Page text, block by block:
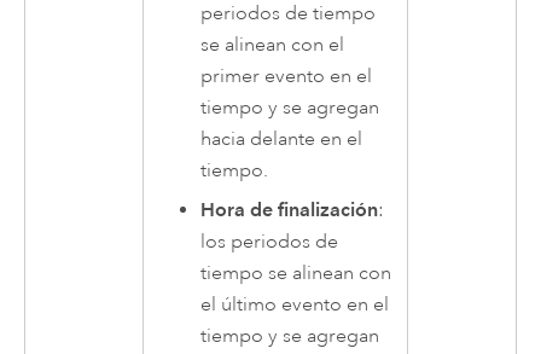
periodos de tiempo
se alinean con el
primer evento en el
tiempo y se agregan
hacia delante en el
tiempo.
Hora de finalización:
los periodos de
tiempo se alinean con
el último evento en el
tiempo y se agregan